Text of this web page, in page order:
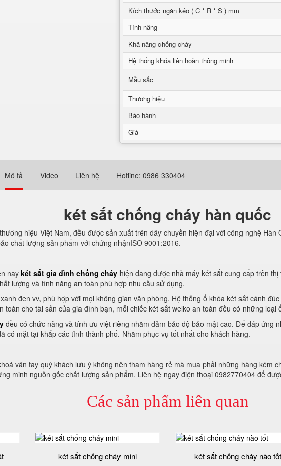
Kích thước ngăn kéo ( C * R * S ) mm
Tính năng
Khả năng chống cháy
Hệ thống khóa liên hoàn thông minh
Mầu sắc
Thương hiệu
Bảo hành
Giá
Mô tả Video Liên hệ Hotline: 0986 330404
két sắt chống cháy hàn quốc
hiệu Việt Nam, đều được sản xuất trên dây chuyền hiện đại với công nghệ
chất lượng sản phẩm với chứng nhậnISO 9001:2016.
nay két sắt gia đình chống cháy hiện đang được nhà máy két sắt cung cấp trên
lượng và tính năng an toàn phù hợp nhu cầu sử dụng.
đen vv, phù hợp với mọi không gian văn phòng. Hệ thống ổ khóa két sắt cánh
toàn cho tài sản của gia đình bạn, mỗi chiếc két sắt welko an toàn đều có những loại
đều có chức năng và tính ưu việt riêng nhằm đảm bảo độ bảo mật cao. Để đáp ứng
có mặt tại khắp các tỉnh thành phố. Nhằm phục vụ tốt nhất cho khách hàng.
vân tay quý khách lưu ý không nên tham hàng rẻ mà mua phải những hàng kém
minh nguồn gốc chất lượng sản phẩm. Liên hệ ngay điện thoại 0982770404 để
Các sản phẩm liên quan
két sắt chống cháy mini két sắt chống cháy nào tốt